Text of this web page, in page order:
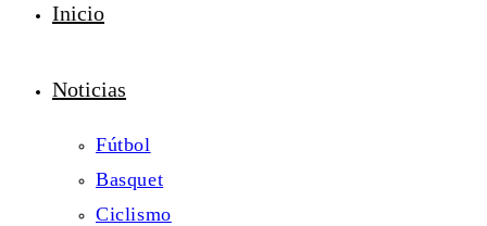
Inicio
Noticias
Fútbol
Basquet
Ciclismo